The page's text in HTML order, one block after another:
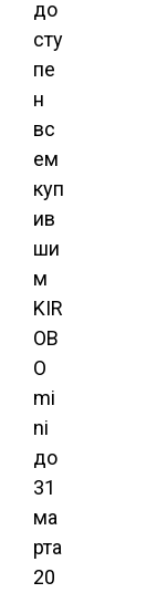
до
сту
пе
н
вс
ем
куп
ив
ши
м
KIR
OB
O
mi
ni
до
31
ма
рта
20